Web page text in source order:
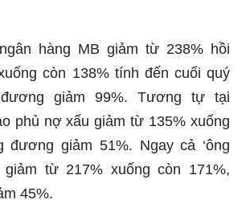
hàng MB giảm từ 238% hồi
còn 138% tính đến cuối quý
giảm 99%. Tương tự tại
phủ nợ xấu giảm từ 135% xuống
đương giảm 51%. Ngay cả ‘ông
giảm từ 217% xuống còn 171%,
45%.